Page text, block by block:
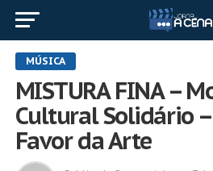
MÚSICA
MISTURA FINA –
Cultural Solidário
Favor da Arte